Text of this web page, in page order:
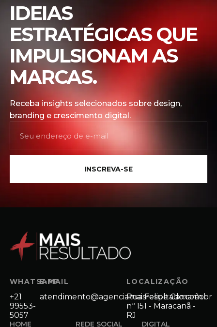
IDEIAS
ESTRATÉGICAS QUE
IMPULSIONAM AS
MARCAS.
Receba insights selecionados sobre design,
branding e crescimento digital.
INSCREVA-SE
WHATSAPP
+21
99553-
5057
E-MAIL
atendimento@agenciamaisresultado.com.br
LOCALIZAÇÃO
Rua Felipe Camarão
nº 151 - Maracanã -
RJ
HOME
REDE SOCIAL
DIGITAL